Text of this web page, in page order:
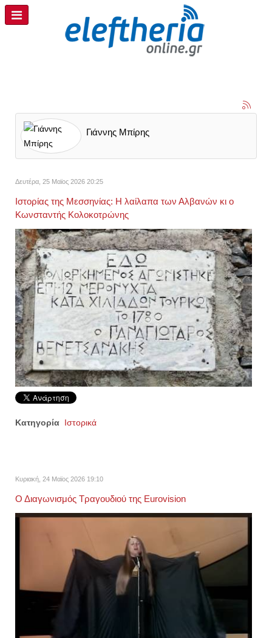
Γιάννης Μπίρης
Δευτέρα, 25 Μαϊος 2026 20:25
Ιστορίας της Μεσσηνίας: Η λαίλαπα των Αλβανών κι ο
Κωνσταντής Κολοκοτρώνης
Κατηγορία Ιστορικά
Κυριακή, 24 Μαϊος 2026 19:10
Ο Διαγωνισμός Τραγουδιού της Eurovision